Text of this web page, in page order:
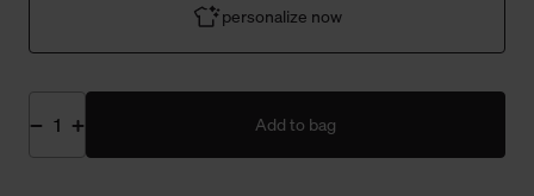
personalize now
Add to bag